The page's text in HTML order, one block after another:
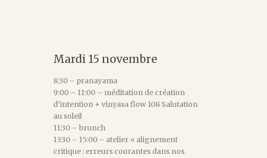
Mardi 15 novembre
8:30 – pranayama
9:00 – 11:00 – méditation de création
d’intention + vinyasa flow 108 Salutation
au soleil
11:30 – brunch
13:30 – 15:00 – atelier « alignement
critique : erreurs courantes dans nos